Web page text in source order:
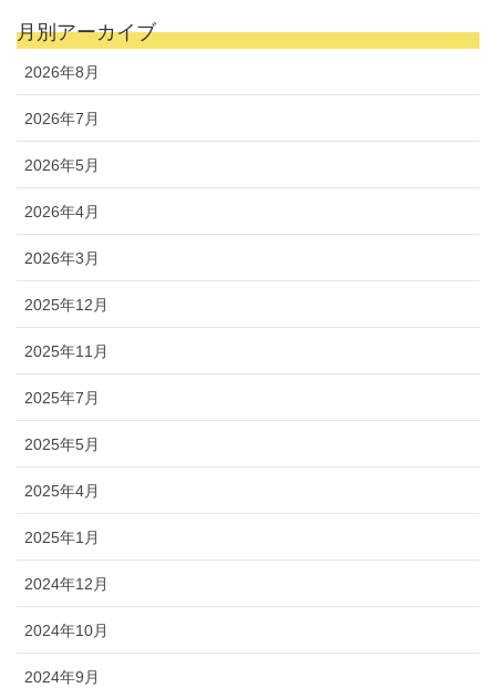
月別アーカイブ
2026年8月
2026年7月
2026年5月
2026年4月
2026年3月
2025年12月
2025年11月
2025年7月
2025年5月
2025年4月
2025年1月
2024年12月
2024年10月
2024年9月